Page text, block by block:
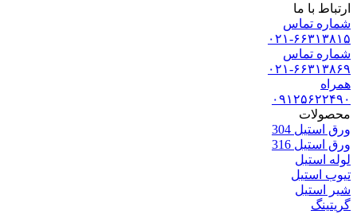
ارتباط با ما
شماره تماس
۰۲۱-۶۶۳۱۳۸۱۵
شماره تماس
۰۲۱-۶۶۳۱۳۸۶۹
همراه
۰۹۱۲۵۶۲۲۴۹۰
محصولات
ورق استیل 304
ورق استیل 316
لوله استیل
تیوب استیل
شیر استیل
گریتینگ